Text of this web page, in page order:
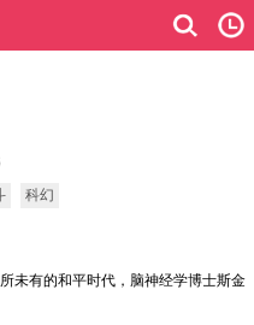
科幻
未有的和平时代，脑神经学博士斯金